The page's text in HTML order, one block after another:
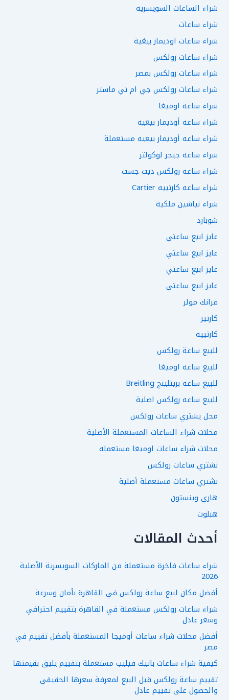
شراء الساعات السويسريه
شراء ساعات
شراء ساعات اوديمار بيغية
شراء ساعات رولكس
شراء ساعات رولكس بمصر
شراء ساعات رولكس جي ام تي ماستر
شراء ساعة اوميغا
شراء ساعه أوديمار بيغيه
شراء ساعه أوديمار بيغيه مستعملة
شراء ساعه جيجر لوكولتر
شراء ساعه رولكس ديت جست
شراء ساعه كارتييه Cartier
شراء نياشين ملكية
شوبارد
عايز ابيع ساعتي
عايز ابيع ساعتي
عايز ابيع ساعتي
عايز ابيع ساعتي
فرانك مولر
كارتير
كارتييه
للبيع ساعة رولكس
للبيع ساعه اوميغا
للبيع ساعه بريتلينج Breitling
للبيع ساعه رولكس اصلية
محل يشتري ساعات رولكس
محلات شراء الساعات المستعملة الأصلية
محلات شراء ساعات اوميغا مستعمله
نشتري ساعات رولكس
نشتري ساعات مستعملة أصلية
هاري وينستون
هبلوت
أحدث المقالات
شراء ساعات فاخرة مستعملة من الماركات السويسرية الأصلية
2026
أفضل مكان لبيع ساعة رولكس في القاهرة بأمان وسرعة
شراء ساعات رولكس مستعملة في القاهرة بتقييم احترافي
وسعر عادل
أفضل محلات شراء ساعات أوميجا المستعملة بأفضل تقييم في
مصر
كيفية شراء ساعات باتيك فيليب مستعملة بتقييم يليق بقيمتها
تقييم ساعة رولكس قبل البيع لمعرفة سعرها الحقيقي
والحصول على تقييم عادل